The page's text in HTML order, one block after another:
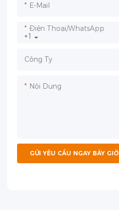
E-Mail
+1
Điện Thoại/WhatsApp
Công Ty
Nội Dung
GỬI YÊU CẦU NGAY BÂY GIỜ